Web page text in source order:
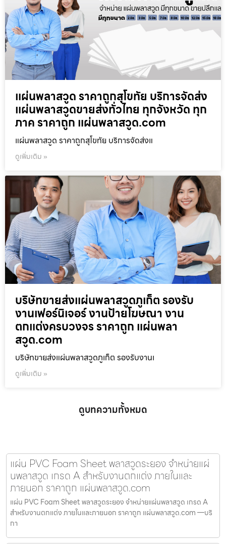
แผ่นพลาสวูด ราคาถูกสุโขทัย บริการจัดส่ง
แผ่นพลาสวูดขายส่งทั่วไทย ทุกจังหวัด ทุก
ภาค ราคาถูก แผ่นพลาสวูด.com
แผ่นพลาสวูด ราคาถูกสุโขทัย บริการจัดส่งแ
ดูเพิ่มเติม »
บริษัทขายส่งแผ่นพลาสวูดภูเก็ต รองรับ
งานเฟอร์นิเจอร์ งานป้ายโฆษณา งาน
ตกแต่งครบวงจร ราคาถูก แผ่นพลา
สวูด.com
บริษัทขายส่งแผ่นพลาสวูดภูเก็ต รองรับงานเ
ดูเพิ่มเติม »
ดูบทความทั้งหมด
แผ่น PVC Foam Sheet พลาสวูดระยอง จำหน่ายแผ่
นพลาสวูด เกรด A สำหรับงานตกแต่ง ภายในและ
ภายนอก ราคาถูก แผ่นพลาสวูด.com
แผ่น PVC Foam Sheet พลาสวูดระยอง จำหน่ายแผ่นพลาสวูด เกรด A
สำหรับงานตกแต่ง ภายในและภายนอก ราคาถูก แผ่นพลาสวูด.com —บริ
กา